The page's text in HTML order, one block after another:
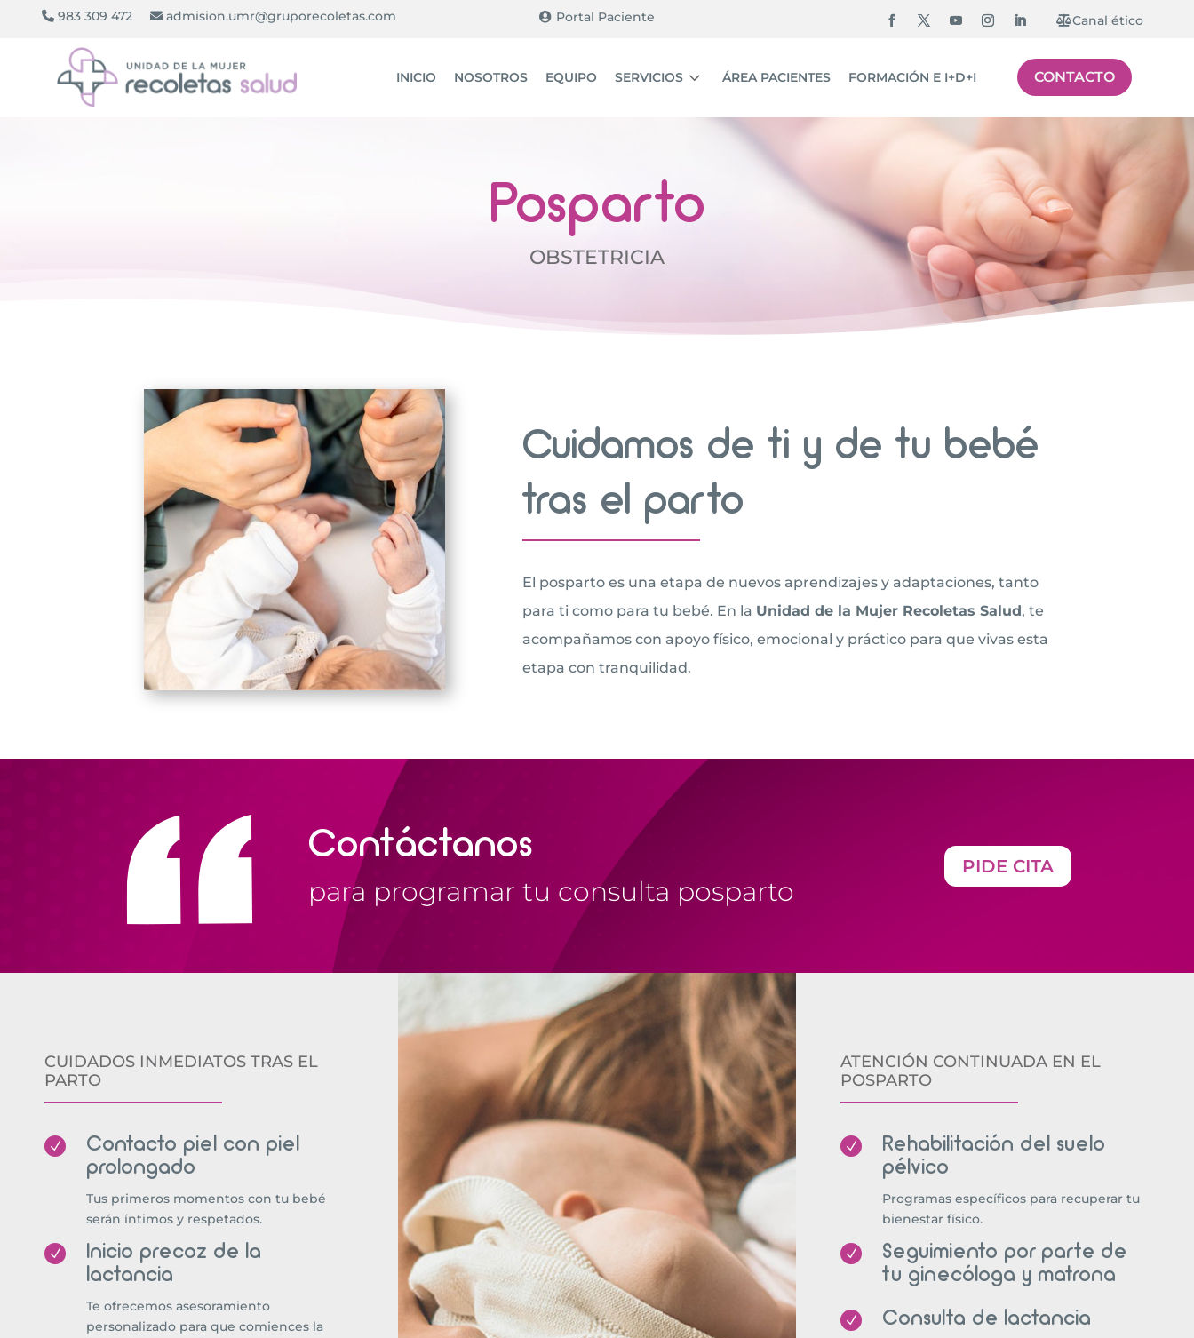
983 309 472 admision.umr@gruporecoletas.com Portal Paciente Canal ético
INICIO NOSOTROS EQUIPO SERVICIOS3 ÁREA PACIENTES FORMACIÓN E I+D+I CONTACTO
Posparto
OBSTETRICIA
Cuidamos de ti y de tu bebé
tras el parto
El posparto es una etapa de nuevos aprendizajes y adaptaciones, tanto
para ti como para tu bebé. En la Unidad de la Mujer Recoletas Salud , te
acompañamos con apoyo físico, emocional y práctico para que vivas esta
etapa con tranquilidad.
Contáctanos
para programar tu consulta posparto
PIDE CITA
CUIDADOS INMEDIATOS TRAS EL
PARTO
N
Contacto piel con piel
prolongado
Tus primeros momentos con tu bebé
serán íntimos y respetados.
N
Inicio precoz de la
lactancia
Te ofrecemos asesoramiento
personalizado para que comiences la
ATENCIÓN CONTINUADA EN EL
POSPARTO
N
Rehabilitación del suelo
pélvico
Programas específicos para recuperar tu
bienestar físico.
N
Seguimiento por parte de
tu ginecóloga y matrona
N Consulta de lactancia